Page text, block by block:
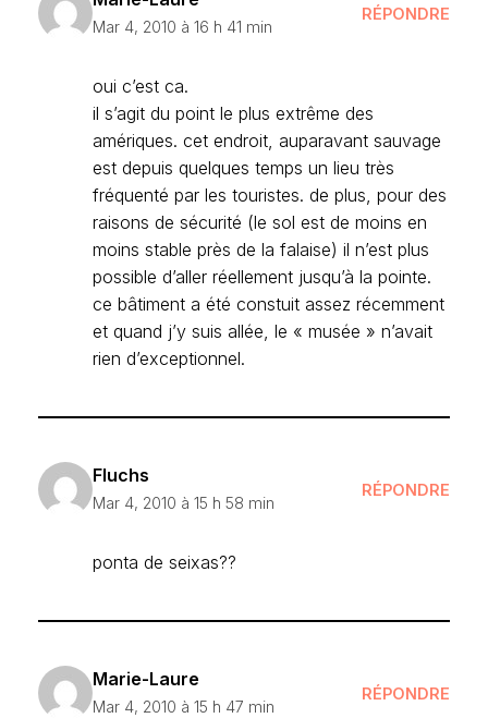
Mar 4, 2010 à 16 h 41 min
RÉPONDRE
oui c’est ca.
il s’agit du point le plus extrême des
amériques. cet endroit, auparavant sauvage
est depuis quelques temps un lieu très
fréquenté par les touristes. de plus, pour des
raisons de sécurité (le sol est de moins en
moins stable près de la falaise) il n’est plus
possible d’aller réellement jusqu’à la pointe.
ce bâtiment a été constuit assez récemment
et quand j’y suis allée, le « musée » n’avait
rien d’exceptionnel.
Fluchs
Mar 4, 2010 à 15 h 58 min
RÉPONDRE
ponta de seixas??
Marie-Laure
Mar 4, 2010 à 15 h 47 min
RÉPONDRE